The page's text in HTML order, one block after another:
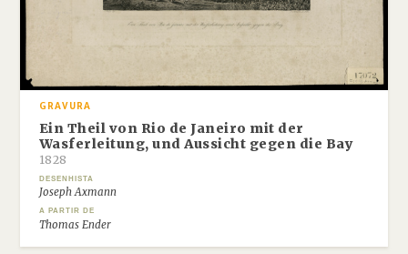
GRAVURA
Ein Theil von Rio de Janeiro mit der
Wasferleitung, und Aussicht gegen die Bay
1828
DESENHISTA
Joseph Axmann
A PARTIR DE
Thomas Ender